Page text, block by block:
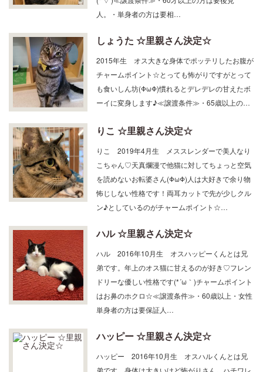
人。・単身者の方は要相…
しょうた ☆里親さん決定☆
チャームポイント☆とっても怖がりですがとって
も食いしん坊(ΦωΦ)慣れるとデレデレの甘えたボ
ーイに変身します♪≪譲渡条件≫・65歳以上の…
りこ ☆里親さん決定☆
こちゃん♡天真爛漫で他猫に対してちょっと空気
を読めないお転婆さん(ΦωΦ)人は大好きで余り物
怖じしない性格です！両耳カットで先が少しクル
ン♪としているのがチャームポイント☆…
ハル ☆里親さん決定☆
弟です。年上のオス猫に甘えるのが好き♡フレン
ドリーな優しい性格です(*´ω｀)チャームポイント
はお鼻のホクロ☆≪譲渡条件≫・60歳以上・女性
単身者の方は要保証人…
ハッピー ☆里親さん決定☆
弟です。身体は大きいけど怖がりさん。ハチワレ